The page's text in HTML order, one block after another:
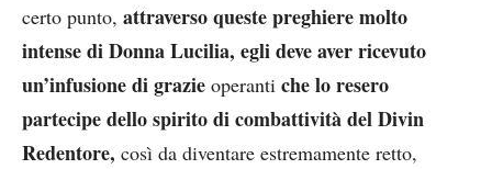
certo punto, attraverso queste preghiere molto
intense di Donna Lucilia, egli deve aver ricevuto
un’infusione di grazie operanti che lo resero
partecipe dello spirito di combattività del Divin
Redentore, così da diventare estremamente retto,